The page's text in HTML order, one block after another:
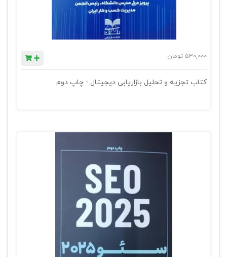
530,000 تومان
کتاب تجزیه و تحلیل بازاریابی دیجیتال - چاپ دوم